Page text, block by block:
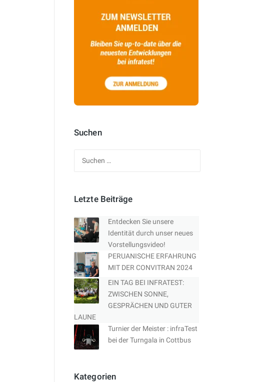
Suchen
Letzte Beiträge
Entdecken Sie unsere
Identität durch unser neues
Vorstellungsvideo!
PERUANISCHE ERFAHRUNG
MIT DER CONVITRAN 2024
EIN TAG BEI INFRATEST:
ZWISCHEN SONNE,
GESPRÄCHEN UND GUTER
LAUNE
Turnier der Meister : infraTest
bei der Turngala in Cottbus
Kategorien